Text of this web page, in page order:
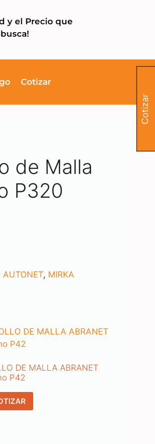
y el Precio que
busca!
Cotizar
de Malla
P320
AUTONET, MIRKA
DE MALLA ABRANET
P42
Cotizar